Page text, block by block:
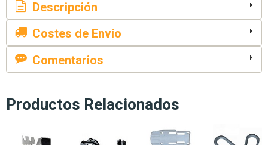
Descripción
Costes de Envío
Comentarios
Productos Relacionados